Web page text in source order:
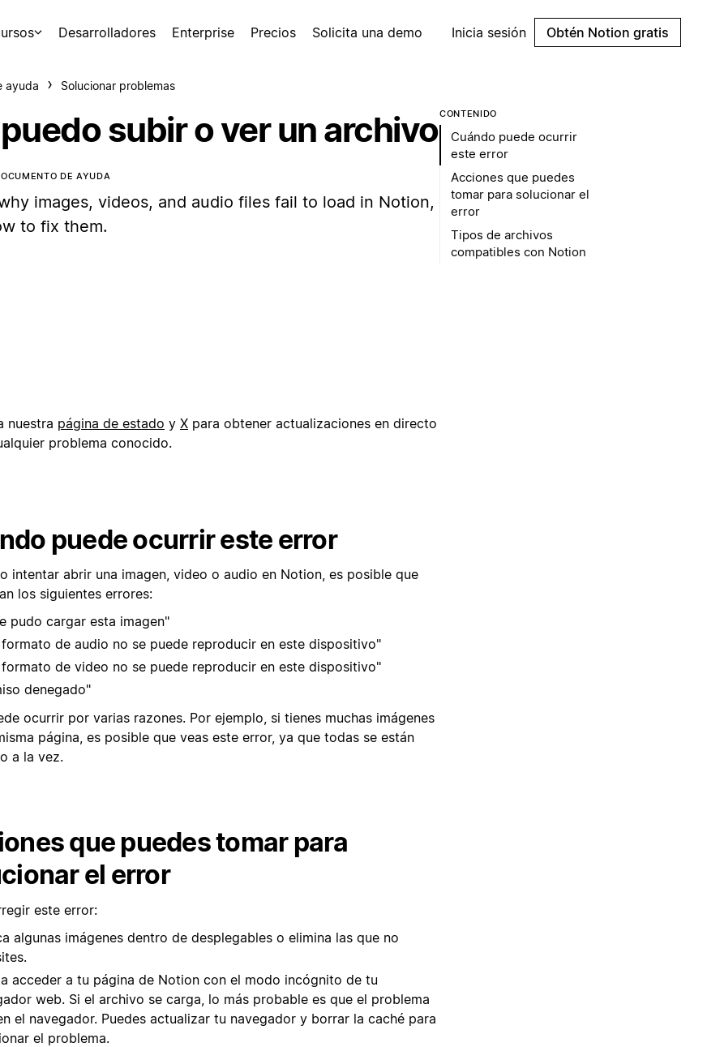
Desarrolladores Enterprise Precios Solicita una demo Inicia sesión Obtén Notion gratis
ayuda Solucionar problemas
subir o ver un archivo
DE AYUDA
images, videos, and audio files fail to load in Notion,
to fix them.
nuestra página de estado y X para obtener actualizaciones en directo
problema conocido.
puede ocurrir este error
intentar abrir una imagen, video o audio en Notion, es posible que
los siguientes errores:
pudo cargar esta imagen"
formato de audio no se puede reproducir en este dispositivo"
formato de video no se puede reproducir en este dispositivo"
denegado"
ocurrir por varias razones. Por ejemplo, si tienes muchas imágenes
página, es posible que veas este error, ya que todas se están
a la vez.
que puedes tomar para
el error
este error:
algunas imágenes dentro de desplegables o elimina las que no
acceder a tu página de Notion con el modo incógnito de tu
web. Si el archivo se carga, lo más probable es que el problema
el navegador. Puedes actualizar tu navegador y borrar la caché para
el problema.
CONTENIDO
Cuándo puede ocurrir
este error
Acciones que puedes
tomar para solucionar el
error
Tipos de archivos
compatibles con Notion